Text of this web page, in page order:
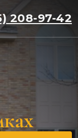
208-97-42